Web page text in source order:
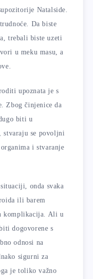
Natalside.
Da biste
trebali biste uzeti
u meku masu, a
upoznata je s
Zbog činjenice da
biti u
stvaraju se povoljni
i stvaranje
onda svaka
ili barem
komplikacija. Ali u
dogovorene s
odnosi na
sigurni za
je toliko važno